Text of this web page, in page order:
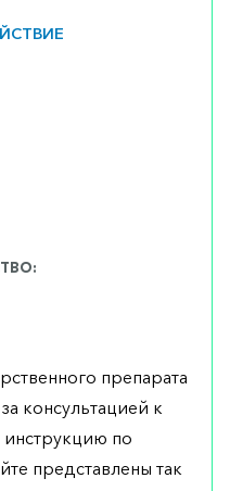
препарата
консультацией к
инструкцию по
представлены так